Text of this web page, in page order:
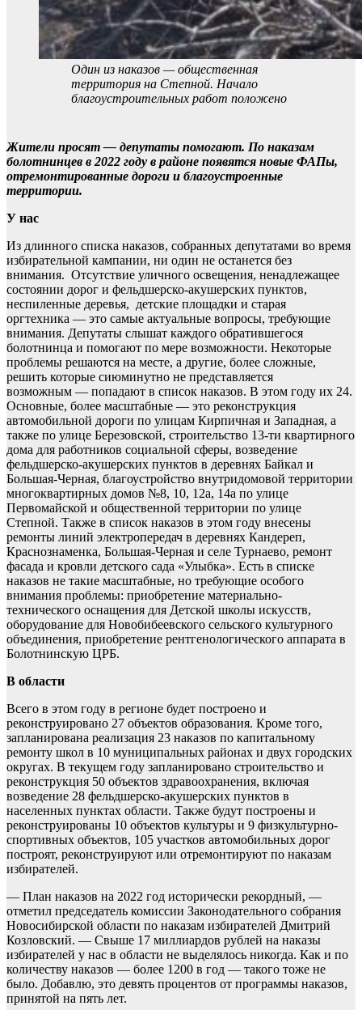
Один из наказов — общественная
территория на Степной. Начало
благоустроительных работ положено
Жители просят — депутаты помогают. По наказам
болотнинцев в 2022 году в районе появятся новые ФАПы,
отремонтированные дороги и благоустроенные
территории.
У нас
Из длинного списка наказов, собранных депутатами во время
избирательной кампании, ни один не останется без
внимания. Отсутствие уличного освещения, ненадлежащее
состоянии дорог и фельдшерско-акушерских пунктов,
неспиленные деревья, детские площадки и старая
оргтехника — это самые актуальные вопросы, требующие
внимания. Депутаты слышат каждого обратившегося
болотнинца и помогают по мере возможности. Некоторые
проблемы решаются на месте, а другие, более сложные,
решить которые сиюминутно не представляется
возможным — попадают в список наказов. В этом году их 24.
Основные, более масштабные — это реконструкция
автомобильной дороги по улицам Кирпичная и Западная, а
также по улице Березовской, строительство 13-ти квартирного
дома для работников социальной сферы, возведение
фельдшерско-акушерских пунктов в деревнях Байкал и
Большая-Черная, благоустройство внутридомовой территории
многоквартирных домов №8, 10, 12а, 14а по улице
Первомайской и общественной территории по улице
Степной. Также в список наказов в этом году внесены
ремонты линий электропередач в деревнях Кандереп,
Краснознаменка, Большая-Черная и селе Турнаево, ремонт
фасада и кровли детского сада «Улыбка». Есть в списке
наказов не такие масштабные, но требующие особого
внимания проблемы: приобретение материально-
технического оснащения для Детской школы искусств,
оборудование для Новобибеевского сельского культурного
объединения, приобретение рентгенологического аппарата в
Болотнинскую ЦРБ.
В области
Всего в этом году в регионе будет построено и
реконструировано 27 объектов образования. Кроме того,
запланирована реализация 23 наказов по капитальному
ремонту школ в 10 муниципальных районах и двух городских
округах. В текущем году запланировано строительство и
реконструкция 50 объектов здравоохранения, включая
возведение 28 фельдшерско-акушерских пунктов в
населенных пунктах области. Также будут построены и
реконструированы 10 объектов культуры и 9 физкультурно-
спортивных объектов, 105 участков автомобильных дорог
построят, реконструируют или отремонтируют по наказам
избирателей.
— План наказов на 2022 год исторически рекордный, —
отметил председатель комиссии Законодательного собрания
Новосибирской области по наказам избирателей Дмитрий
Козловский. — Свыше 17 миллиардов рублей на наказы
избирателей у нас в области не выделялось никогда. Как и по
количеству наказов — более 1200 в год — такого тоже не
было. Добавлю, это девять процентов от программы наказов,
принятой на пять лет.